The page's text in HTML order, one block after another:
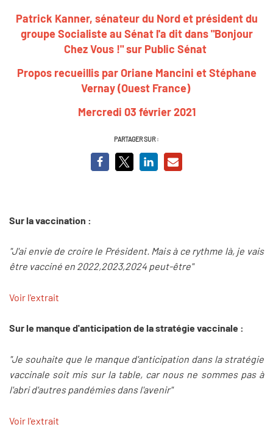
Patrick Kanner, sénateur du Nord et président du
groupe Socialiste au Sénat l'a dit dans "Bonjour
Chez Vous !" sur Public Sénat
Propos recueillis par Oriane Mancini et Stéphane
Vernay (Ouest France)
Mercredi 03 février 2021
PARTAGER SUR :
Sur la vaccination :
"J'ai envie de croire le Président. Mais à ce rythme là, je vais
être vacciné en 2022,2023,2024 peut-être"
Voir l'extrait
Sur le manque d'anticipation de la stratégie vaccinale :
"Je souhaite que le manque d'anticipation dans la stratégie
vaccinale soit mis sur la table, car nous ne sommes pas à
l'abri d'autres pandémies dans l'avenir"
Voir l'extrait